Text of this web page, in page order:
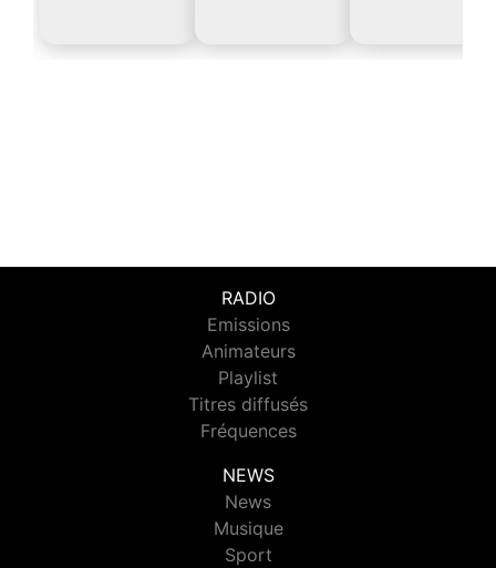
RADIO
Emissions
Animateurs
Playlist
Titres diffusés
Fréquences
NEWS
News
Musique
Sport